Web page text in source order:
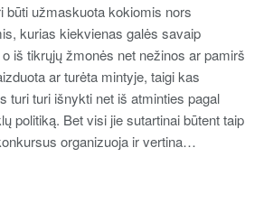
būti užmaskuota kokiomis nors
kurias kiekvienas galės savaip
iš tikrųjų žmonės net nežinos ar pamirš
ar turėta mintyje, taigi kas
turi turi išnykti net iš atminties pagal
politiką. Bet visi jie sutartinai būtent taip
organizuoja ir vertina…